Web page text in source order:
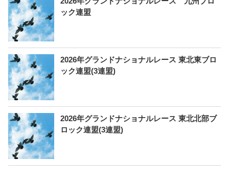
ック連盟
2026年グランドナショナルレース 東北東ブロ
ック連盟(3連盟)
2026年グランドナショナルレース 東北北部ブ
ロック連盟(3連盟)